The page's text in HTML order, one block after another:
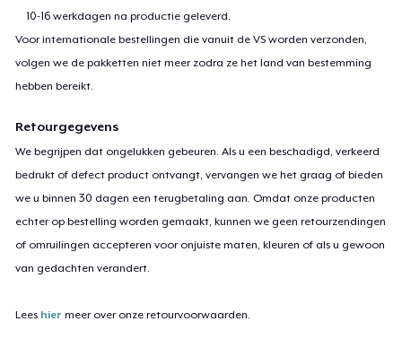
10-16 werkdagen na productie geleverd.
Voor internationale bestellingen die vanuit de VS worden verzonden,
volgen we de pakketten niet meer zodra ze het land van bestemming
hebben bereikt.
Retourgegevens
We begrijpen dat ongelukken gebeuren. Als u een beschadigd, verkeerd
bedrukt of defect product ontvangt, vervangen we het graag of bieden
we u binnen 30 dagen een terugbetaling aan. Omdat onze producten
echter op bestelling worden gemaakt, kunnen we geen retourzendingen
of omruilingen accepteren voor onjuiste maten, kleuren of als u gewoon
van gedachten verandert.
Lees hier meer over onze retourvoorwaarden.